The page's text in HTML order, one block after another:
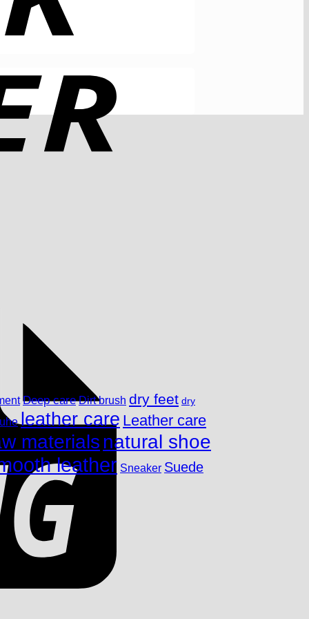
Deep care Dirt brush dry feet dry
leather care Leather care
materialsnatural shoe
leather Sneaker Suede